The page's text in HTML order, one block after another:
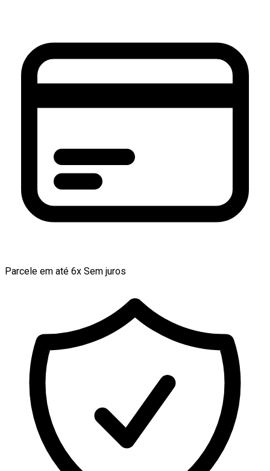
Parcele em até 6x Sem juros